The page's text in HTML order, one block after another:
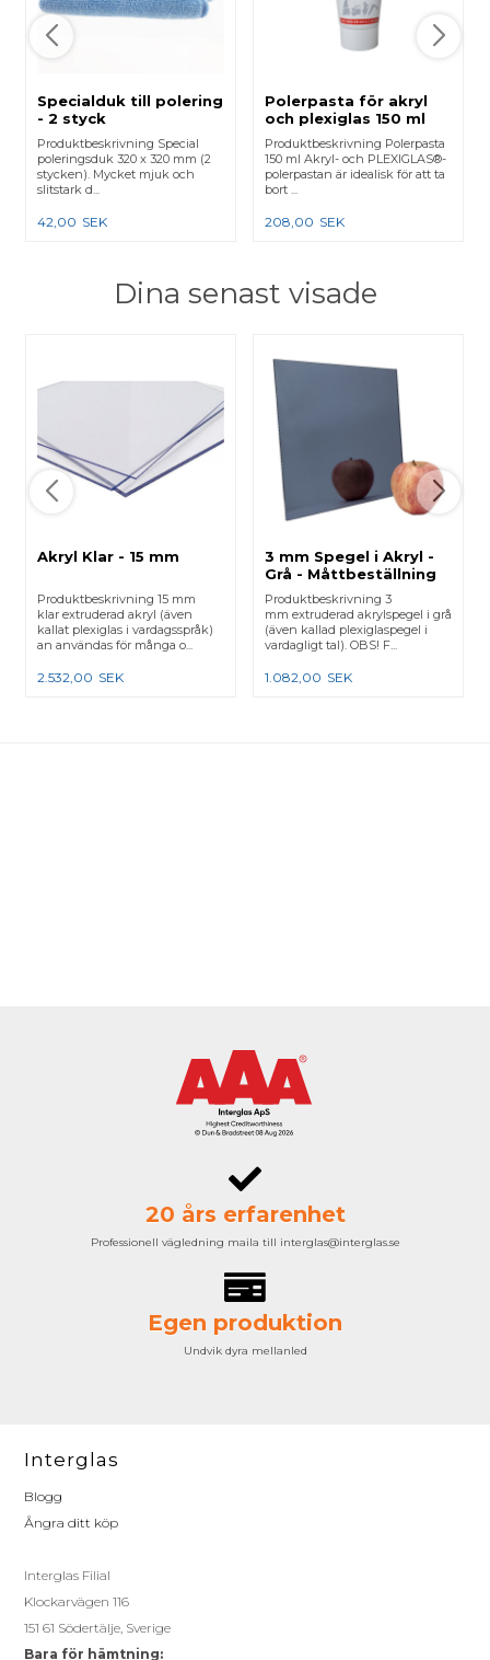
Specialduk till polering
- 2 styck
Produktbeskrivning Special
poleringsduk 320 x 320 mm (2
stycken). Mycket mjuk och
slitstark d...
42,00 SEK
Polerpasta för akryl
och plexiglas 150 ml
Produktbeskrivning Polerpasta
150 ml Akryl- och PLEXIGLAS®-
polerpastan är idealisk för att ta
bort ...
208,00 SEK
Dina senast visade
Akryl Klar - 15 mm
Produktbeskrivning 15 mm
klar extruderad akryl (även
kallat plexiglas i vardagsspråk)
an användas för många o...
2.532,00 SEK
3 mm Spegel i Akryl -
Grå - Måttbeställning
Produktbeskrivning 3
mm extruderad akrylspegel i grå
(även kallad plexiglaspegel i
vardagligt tal). OBS! F...
1.082,00 SEK
20 års erfarenhet
Professionell vägledning maila till interglas@interglas.se
Egen produktion
Undvik dyra mellanled
Interglas
Blogg
Ångra ditt köp
Interglas Filial
Klockarvägen 116
151 61 Södertälje, Sverige
Bara för hämtning: